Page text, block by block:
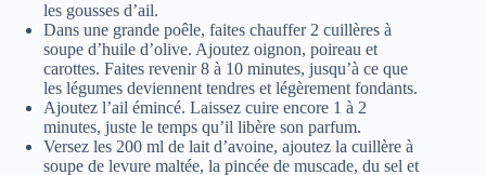
les gousses d’ail.
Dans une grande poêle, faites chauffer 2 cuillères à
soupe d’huile d’olive. Ajoutez oignon, poireau et
carottes. Faites revenir 8 à 10 minutes, jusqu’à ce que
les légumes deviennent tendres et légèrement fondants.
Ajoutez l’ail émincé. Laissez cuire encore 1 à 2
minutes, juste le temps qu’il libère son parfum.
Versez les 200 ml de lait d’avoine, ajoutez la cuillère à
soupe de levure maltée, la pincée de muscade, du sel et